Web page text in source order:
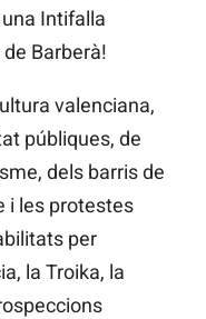
Intifalla
Barberà!
valenciana,
públiques, de
dels barris de
i les protestes
per
la Troika, la